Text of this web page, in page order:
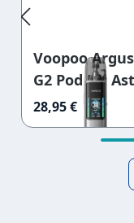
Voopoo Argus
G2 Pod Kit
Silver
28,95 €